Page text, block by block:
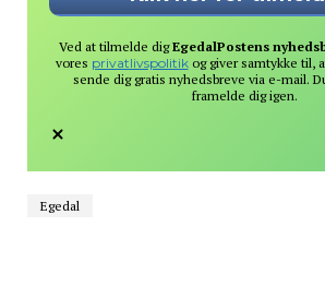
Ved at tilmelde digEgedalPostens
vores privatlivspolitikog giver samtykke til,
sende dig gratis nyhedsbreve via e-mail.
framelde dig igen.
Egedal